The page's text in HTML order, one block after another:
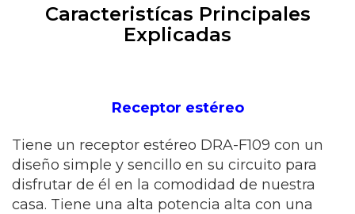
Caracteristícas Principales
Explicadas
Receptor estéreo
Tiene un receptor estéreo DRA-F109 con un
diseño simple y sencillo en su circuito para
disfrutar de él en la comodidad de nuestra
casa. Tiene una alta potencia alta con una